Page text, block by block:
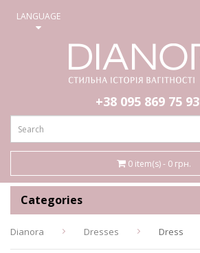
LANGUAGE
+38 095 869 75 93
0 item(s) - 0 грн.
Categories
Dianora Dresses Dress